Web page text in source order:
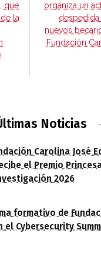
que
la
organiza un
despedida
nuevos
Fundación
Noticias
Carolina José
el Premio
2026
formativo de
el Cybersecurity